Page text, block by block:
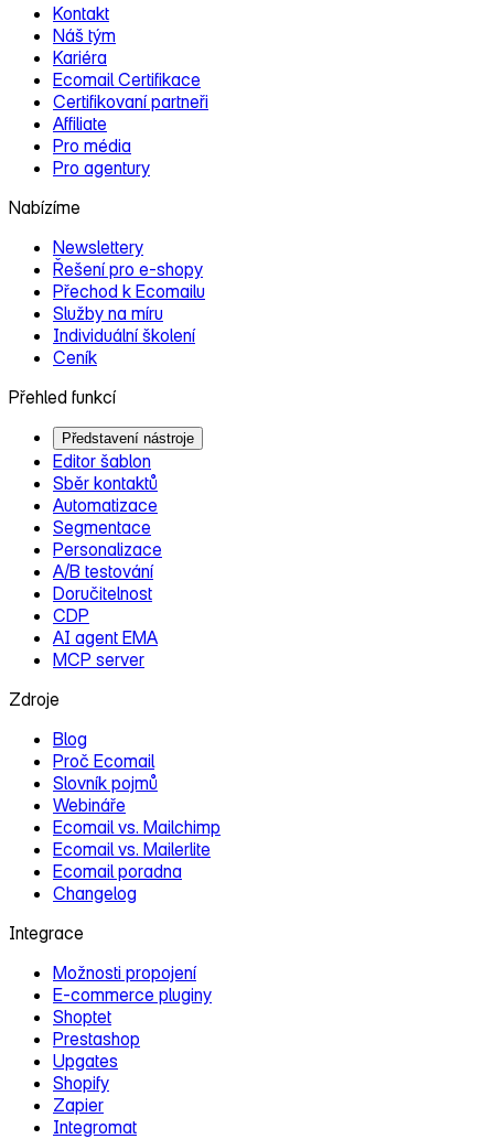
Kontakt
Náš tým
Kariéra
Ecomail Certifikace
Certifikovaní partneři
Affiliate
Pro média
Pro agentury
Nabízíme
Newslettery
Řešení pro e‑shopy
Přechod k Ecomailu
Služby na míru
Individuální školení
Ceník
Přehled funkcí
Představení nástroje
Editor šablon
Sběr kontaktů
Automatizace
Segmentace
Personalizace
A/B testování
Doručitelnost
CDP
AI agent EMA
MCP server
Zdroje
Blog
Proč Ecomail
Slovník pojmů
Webináře
Ecomail vs. Mailchimp
Ecomail vs. Mailerlite
Ecomail poradna
Changelog
Integrace
Možnosti propojení
E‑commerce pluginy
Shoptet
Prestashop
Upgates
Shopify
Zapier
Integromat